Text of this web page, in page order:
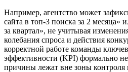
Например, агентство может
сайта в топ-3 поиска за 2 месяца»
за квартал», не учитывая
колебания спроса и действия
корректной работе команды
эффективности (KPI) формально
причины лежат вне зоны контроля